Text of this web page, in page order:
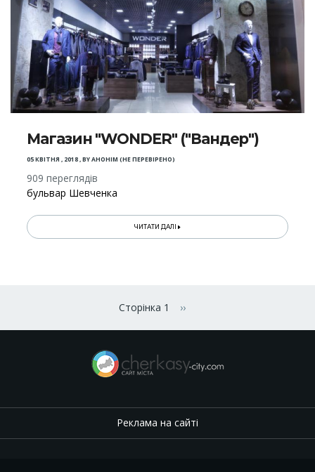
Магазин "WONDER" ("Вандер")
05 КВІТНЯ , 2018,BYАНОНІМ (НЕ ПЕРЕВІРЕНО)
909 переглядів
бульвар Шевченка
ЧИТАТИ ДАЛІ
Сторінка 1 Наступна сторінка
››
Реклама на сайті